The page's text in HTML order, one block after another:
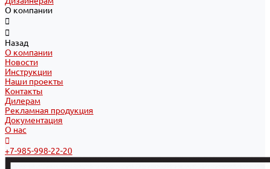
О компании
Назад
О компании
Новости
Инструкции
Наши проекты
Контакты
Дилерам
Рекламная продукция
Документация
О нас
+7-985-998-22-20